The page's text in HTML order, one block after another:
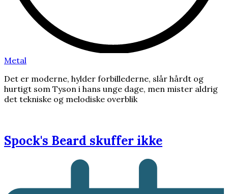
Metal
Det er moderne, hylder forbillederne, slår hårdt og
hurtigt som Tyson i hans unge dage, men mister aldrig
det tekniske og melodiske overblik
Spock's Beard skuffer ikke